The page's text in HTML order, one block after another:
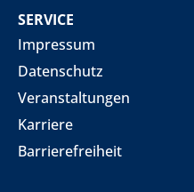
SERVICE
Impressum
Datenschutz
Veranstaltungen
Karriere
Barrierefreiheit